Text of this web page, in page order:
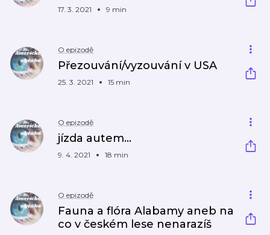
17. 3. 2021 9 min
O epizodě
Přezouvání/vyzouvání v USA
25. 3. 2021 15 min
O epizodě
jízda autem...
9. 4. 2021 18 min
O epizodě
Fauna a flóra Alabamy aneb na
co v českém lese nenarazíš